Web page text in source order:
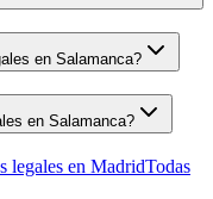
en Salamanca?
en Salamanca?
legales en MadridTodas